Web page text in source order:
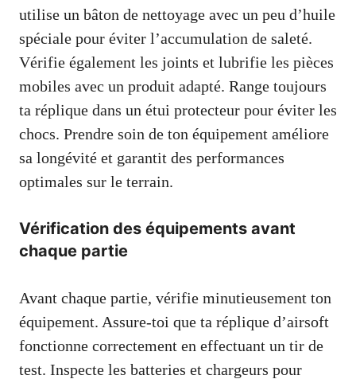
utilise un bâton de nettoyage avec un peu d’huile
spéciale pour éviter l’accumulation de saleté.
Vérifie également les joints et lubrifie les pièces
mobiles avec un produit adapté. Range toujours
ta réplique dans un étui protecteur pour éviter les
chocs. Prendre soin de ton équipement améliore
sa longévité et garantit des performances
optimales sur le terrain.
Vérification des équipements avant
chaque partie
Avant chaque partie, vérifie minutieusement ton
équipement. Assure-toi que ta réplique d’airsoft
fonctionne correctement en effectuant un tir de
test. Inspecte les batteries et chargeurs pour